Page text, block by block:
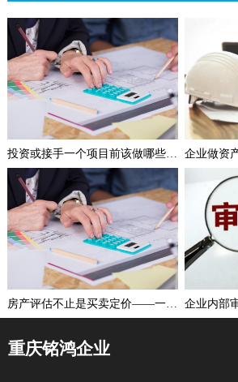
投资或接手一个项目前该做哪些评估——从尽职调查到风险与可行性分析
房产评估不止是买卖定价——一文读懂房地产评估的常见类型与使用场景
重庆铭鸿企业